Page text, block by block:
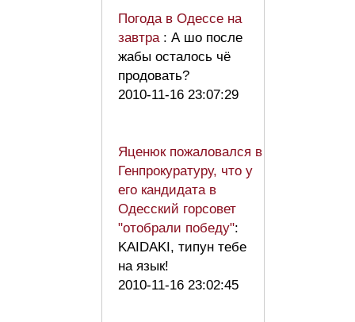
Погода в Одессе на
завтра : А шо после
жабы осталось чё
продовать?
2010-11-16 23:07:29
Яценюк пожаловался в
Генпрокуратуру, что у
его кандидата в
Одесский горсовет
"отобрали победу":
KAIDAKI, типун тебе
на язык!
2010-11-16 23:02:45